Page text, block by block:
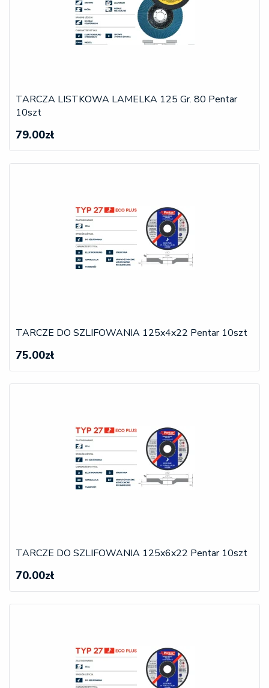
TARCZA LISTKOWA LAMELKA 125 Gr. 80 Pentar
10szt
79.00zł
TARCZE DO SZLIFOWANIA 125x4x22 Pentar 10szt
75.00zł
TARCZE DO SZLIFOWANIA 125x6x22 Pentar 10szt
70.00zł